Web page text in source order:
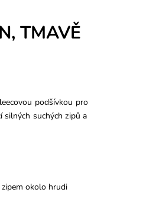
TMAVĚ
podšívkou pro
silných suchých zipů a
okolo hrudi